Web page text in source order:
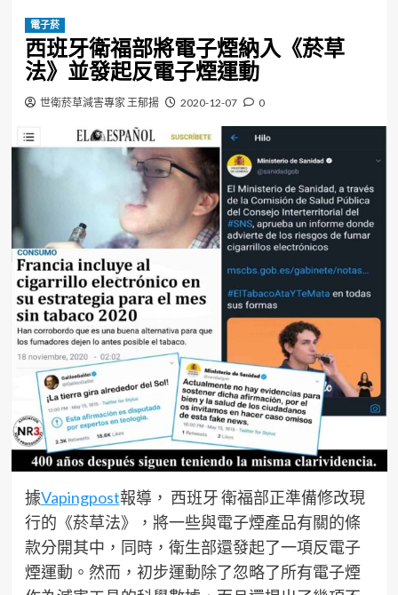
電子菸
西班牙衛福部將電子煙納入《菸草
法》並發起反電子煙運動
世衛菸草減害專家 王郁揚 2020-12-07 0
據Vapingpost報導， 西班牙 衛福部正準備修改現
行的《菸草法》，將一些與電子煙產品有關的條
款分開其中，同時，衛生部還發起了一項反電子
煙運動。然而，初步運動除了忽略了所有電子煙